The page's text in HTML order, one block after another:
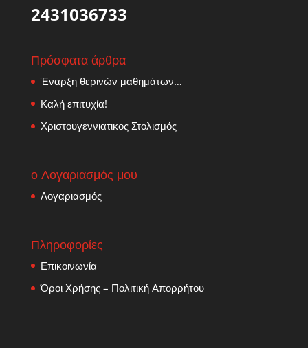
2431036733
Πρόσφατα άρθρα
Έναρξη θερινών μαθημάτων…
Καλή επιτυχία!
Χριστουγεννιατικος Στολισμός
ο Λογαριασμός μου
Λογαριασμός
Πληροφορίες
Επικοινωνία
Όροι Χρήσης – Πολιτική Απορρήτου